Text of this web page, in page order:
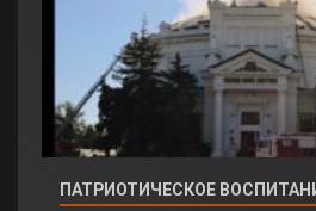
ПАТРИОТИЧЕСКОЕ